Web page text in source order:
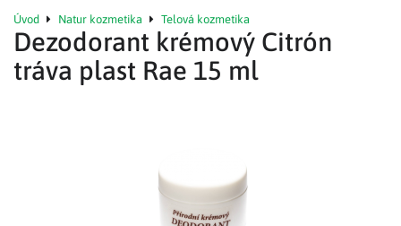
Úvod Natur kozmetika Telová kozmetika
Dezodorant krémový Citrón
tráva plast Rae 15 ml